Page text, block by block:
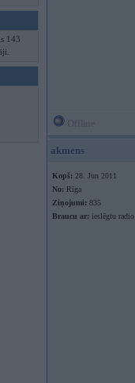
143
akmens
Kopš: 28. Jun 2011
No: Rīga
Ziņojumi: 835
Braucu ar: ieslēgtu radio